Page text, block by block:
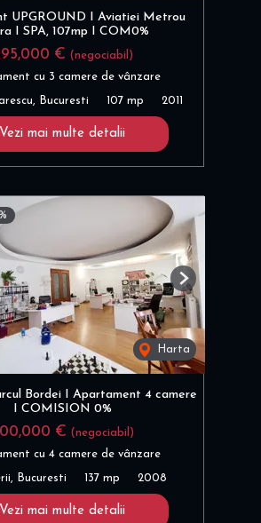
UPGROUND I Aviatiei Metrou
I SPA, 107mp I COM0%
€ (negociabil)
cu 3 camere de vânzare
Bucuresti 107 mp 2011
Vezi mai multe detalii
Harta
Next
Bordei I Apartament 4 camere
I COMISION 0%
€ (negociabil)
cu 4 camere de vânzare
Bucuresti 137 mp 2008
Vezi mai multe detalii